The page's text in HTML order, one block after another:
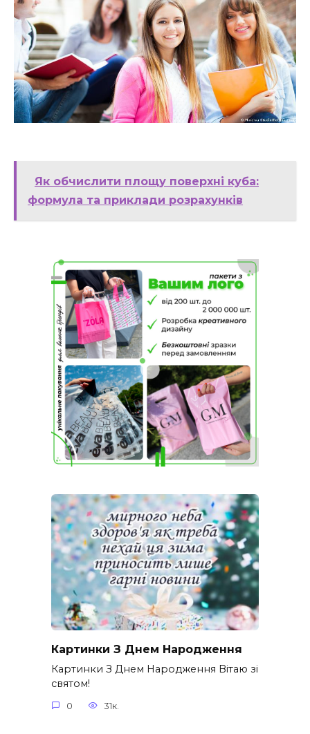
Як обчислити площу поверхні куба:
формула та приклади розрахунків
Картинки З Днем Народження
Картинки З Днем Народження Вітаю зі
святом!
0 31к.